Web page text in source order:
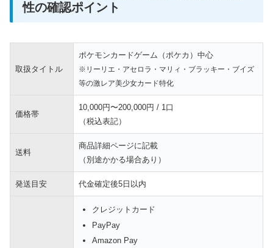
性の確認ポイント
取扱タイトル
ポケモンカードゲーム（ポケカ）中心
※リーリエ・アセロラ・マリィ・ブラッキー・ブイズ
等の激レア美少女カード特化
価格帯
10,000円〜200,000円 / 1口
（税込表記）
送料
商品詳細ページに記載
（別途かかる場合あり）
発送目安 代金確定後5日以内
クレジットカード
PayPay
Amazon Pay